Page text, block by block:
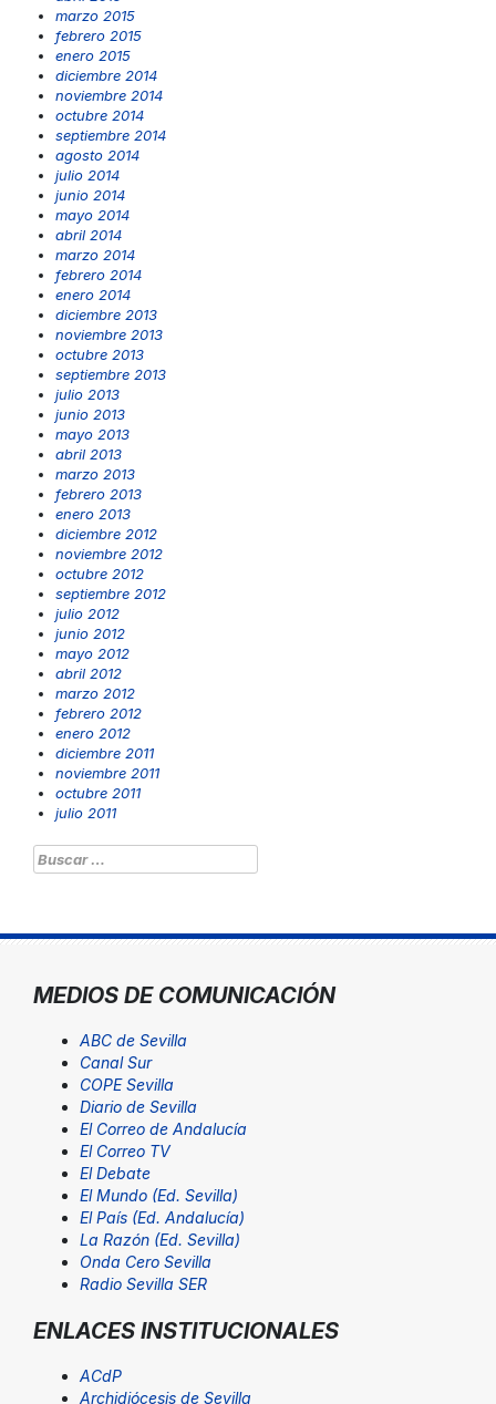
marzo 2015
febrero 2015
enero 2015
diciembre 2014
noviembre 2014
octubre 2014
septiembre 2014
agosto 2014
julio 2014
junio 2014
mayo 2014
abril 2014
marzo 2014
febrero 2014
enero 2014
diciembre 2013
noviembre 2013
octubre 2013
septiembre 2013
julio 2013
junio 2013
mayo 2013
abril 2013
marzo 2013
febrero 2013
enero 2013
diciembre 2012
noviembre 2012
octubre 2012
septiembre 2012
julio 2012
junio 2012
mayo 2012
abril 2012
marzo 2012
febrero 2012
enero 2012
diciembre 2011
noviembre 2011
octubre 2011
julio 2011
Buscar:
MEDIOS DE COMUNICACIÓN
ABC de Sevilla
Canal Sur
COPE Sevilla
Diario de Sevilla
El Correo de Andalucía
El Correo TV
El Debate
El Mundo (Ed. Sevilla)
El País (Ed. Andalucía)
La Razón (Ed. Sevilla)
Onda Cero Sevilla
Radio Sevilla SER
ENLACES INSTITUCIONALES
ACdP
Archidiócesis de Sevilla